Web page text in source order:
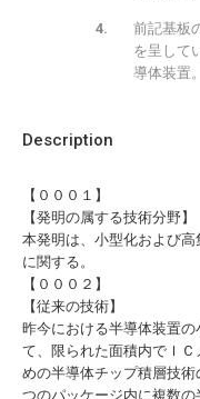
Description
【０００１】
【発明の属する技術分野】
本発明は、小型化および
に関する。
【０００２】
【従来の技術】
昨今における半導体装置
て、限られた面積内でＩ
めの半導体チップ積層技
つのパッケージ内に複数
前記基板
を呈して
導体装置。